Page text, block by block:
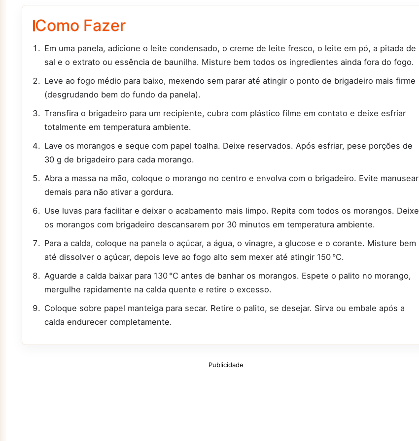
Como Fazer
Em uma panela, adicione o leite condensado, o creme de leite fresco, o leite em pó, a pitada de
sal e o extrato ou essência de baunilha. Misture bem todos os ingredientes ainda fora do fogo.
Leve ao fogo médio para baixo, mexendo sem parar até atingir o ponto de brigadeiro mais firme
(desgrudando bem do fundo da panela).
Transfira o brigadeiro para um recipiente, cubra com plástico filme em contato e deixe esfriar
totalmente em temperatura ambiente.
Lave os morangos e seque com papel toalha. Deixe reservados. Após esfriar, pese porções de
30 g de brigadeiro para cada morango.
Abra a massa na mão, coloque o morango no centro e envolva com o brigadeiro. Evite manusear
demais para não ativar a gordura.
Use luvas para facilitar e deixar o acabamento mais limpo. Repita com todos os morangos. Deixe
os morangos com brigadeiro descansarem por 30 minutos em temperatura ambiente.
Para a calda, coloque na panela o açúcar, a água, o vinagre, a glucose e o corante. Misture bem
até dissolver o açúcar, depois leve ao fogo alto sem mexer até atingir 150 °C.
Aguarde a calda baixar para 130 °C antes de banhar os morangos. Espete o palito no morango,
mergulhe rapidamente na calda quente e retire o excesso.
Coloque sobre papel manteiga para secar. Retire o palito, se desejar. Sirva ou embale após a
calda endurecer completamente.
Publicidade